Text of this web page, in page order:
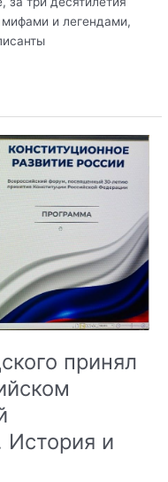
и легендами,
принял
История и